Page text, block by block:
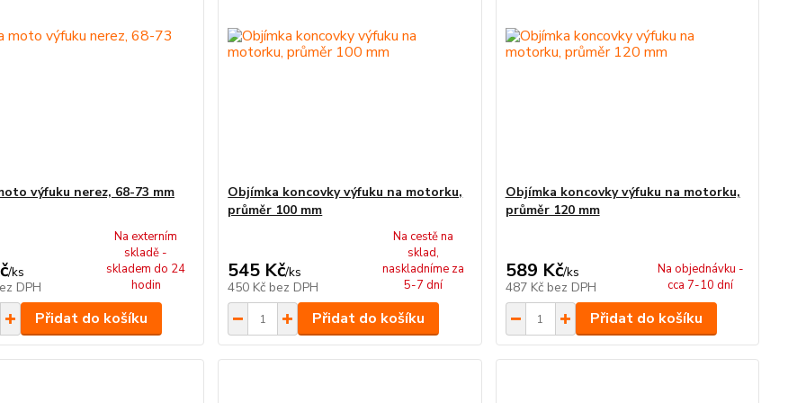
výfuku nerez, 68-73 mm
/ks
DPH
Na externím
skladě -
skladem do 24
hodin
Přidat do košíku
Objímka koncovky výfuku na motorku,
průměr 100 mm
545 Kč/ks
450 Kč bez DPH
Na cestě na
sklad,
naskladníme za
5-7 dní
Přidat do košíku
Objímka koncovky výfuku na motorku,
průměr 120 mm
589 Kč/ks
487 Kč bez DPH
Na objednávku -
cca 7-10 dní
Přidat do košíku